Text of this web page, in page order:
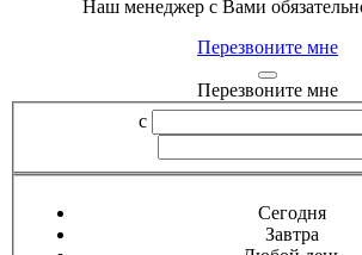
Наш менеджер с Вами
Перезвоните мне
Перезвоните мне
с
Сегодня
Завтра